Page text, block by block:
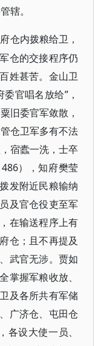
辖。
仓内拨粮给卫，
仓的交接程序仍
姓甚苦。金山卫
官唱名放给”，
旧委官军敛散，
仓卫军多有不法
宿蠹一洗，士卒
），知府樊莹
发附近民粮输纳
及官仓役吏至军
在输送程序上有
仓；且不再提及
武官无涉。贾如
掌握军粮收放、
及各所共有军储
广济仓、屯田仓
设大使一员、